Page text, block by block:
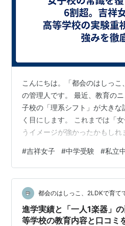
こんにちは。「都会のはしっこ
の管理人です。 最近、教育の
子校の「理系シフト」が大きな
く目にします。 これまでは「
うイメージが強かったかもしれ
から」という枠にとらわれず、
のあることをトコトン突き詰
しまいます。 これまでも、そ
圏の中学校を調べて記事にして
れば、こちらのまとめページ
中学調査まとめ｜公立・国立
#吉祥女子 #中学受験 #私立
都会のはしっこ、2LDKで育て
進学実績と「一人1楽器」
等学校の教育内容と口コミ